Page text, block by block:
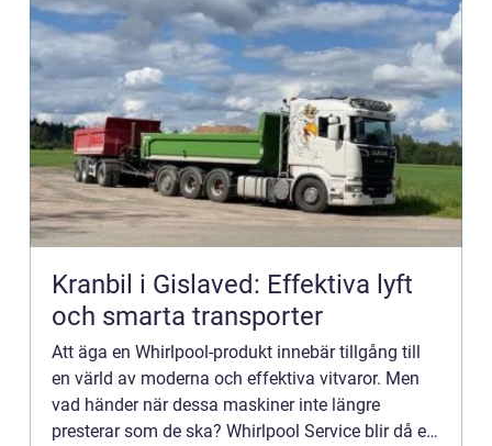
Kranbil i Gislaved: Effektiva lyft
och smarta transporter
Att äga en Whirlpool-produkt innebär tillgång till
en värld av moderna och effektiva vitvaror. Men
vad händer när dessa maskiner inte längre
presterar som de ska? Whirlpool Service blir då en